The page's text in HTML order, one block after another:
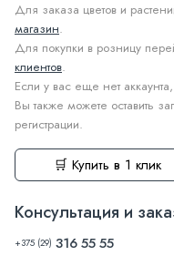
Для заказа цветов и
магазин.
Для покупки в розницу
клиентов.
Если у вас еще нет
Вы также можете оставить
регистрации.
🛒 Купить в 1 клик
Консультация и
+375 (29) 316 55 55